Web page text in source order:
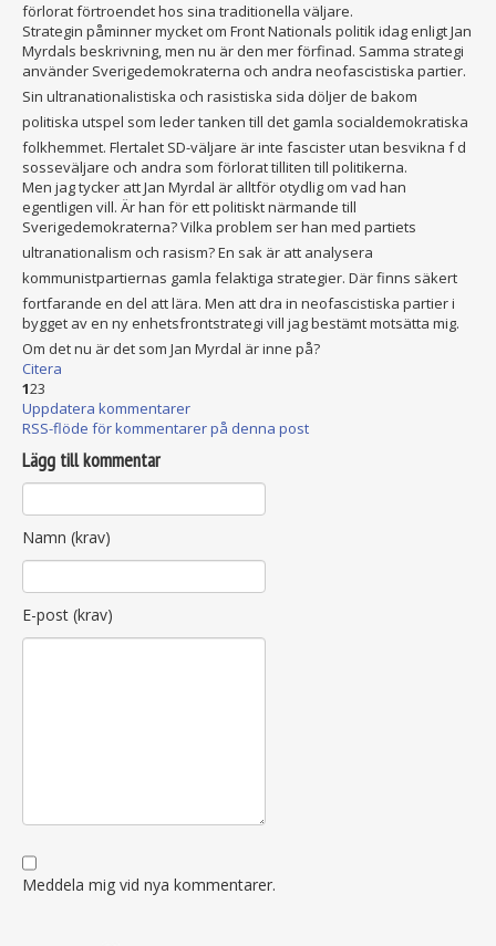
förlorat förtroendet hos sina traditionella väljare.
Strategin påminner mycket om Front Nationals politik idag enligt Jan
Myrdals beskrivning, men nu är den mer förfinad. Samma strategi
använder Sverigedemokraterna och andra neofascistiska partier.
Sin ultranationalistiska och rasistiska sida döljer de bakom
politiska utspel som leder tanken till det gamla socialdemokratiska
folkhemmet. Flertalet SD-väljare är inte fascister utan besvikna f d
sosseväljare och andra som förlorat tilliten till politikerna.
Men jag tycker att Jan Myrdal är alltför otydlig om vad han
egentligen vill. Är han för ett politiskt närmande till
Sverigedemokraterna? Vilka problem ser han med partiets
ultranationalism och rasism? En sak är att analysera
kommunistpartiernas gamla felaktiga strategier. Där finns säkert
fortfarande en del att lära. Men att dra in neofascistiska partier i
bygget av en ny enhetsfrontstrategi vill jag bestämt motsätta mig.
Om det nu är det som Jan Myrdal är inne på?
Citera
123
Uppdatera kommentarer
RSS-flöde för kommentarer på denna post
Lägg till kommentar
Namn (krav)
E-post (krav)
Meddela mig vid nya kommentarer.